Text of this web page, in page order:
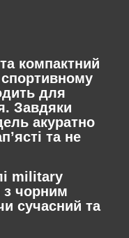
компактний
для
Завдяки
акуратно
та не
military
з чорним
сучасний та